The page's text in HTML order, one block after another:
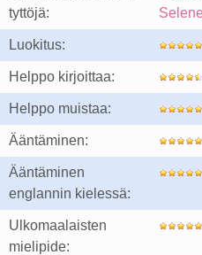
tyttöjä:
Luokitus:
Helppo kirjoittaa:
Helppo muistaa:
Ääntäminen:
Ääntäminen
englannin kielessä:
Ulkomaalaisten
mielipide: